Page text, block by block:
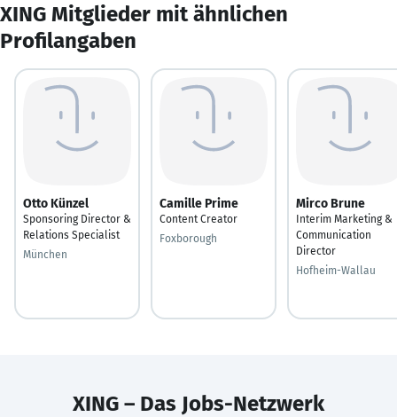
XING Mitglieder mit ähnlichen
Profilangaben
Otto Künzel
Sponsoring Director &
Relations Specialist
München
Camille Prime
Content Creator
Foxborough
Mirco Brune
Interim Marketing &
Communication
Director
Hofheim-Wallau
XING – Das Jobs-Netzwerk